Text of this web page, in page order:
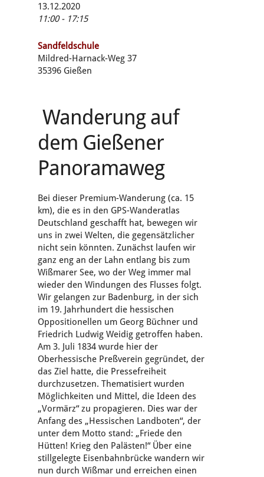
13.12.2020
11:00 - 17:15
Sandfeldschule
Mildred-Harnack-Weg 37
35396 Gießen
Wanderung auf
dem Gießener
Panoramaweg
Bei dieser Premium-Wanderung (ca. 15
km), die es in den GPS-Wanderatlas
Deutschland geschafft hat, bewegen wir
uns in zwei Welten, die gegensätzlicher
nicht sein könnten. Zunächst laufen wir
ganz eng an der Lahn entlang bis zum
Wißmarer See, wo der Weg immer mal
wieder den Windungen des Flusses folgt.
Wir gelangen zur Badenburg, in der sich
im 19. Jahrhundert die hessischen
Oppositionellen um Georg Büchner und
Friedrich Ludwig Weidig getroffen haben.
Am 3. Juli 1834 wurde hier der
Oberhessische Preßverein gegründet, der
das Ziel hatte, die Pressefreiheit
durchzusetzen. Thematisiert wurden
Möglichkeiten und Mittel, die Ideen des
„Vormärz“ zu propagieren. Dies war der
Anfang des „Hessischen Landboten“, der
unter dem Motto stand: „Friede den
Hütten! Krieg den Palästen!“ Über eine
stillgelegte Eisenbahnbrücke wandern wir
nun durch Wißmar und erreichen einen